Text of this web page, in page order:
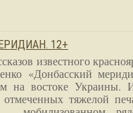
12+
известного
«Донбасский
на востоке Украины.
отмеченных тяжелой